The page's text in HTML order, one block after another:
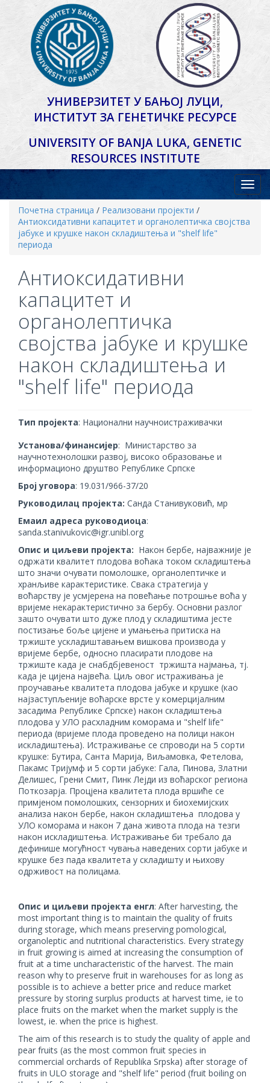
УНИВЕРЗИТЕТ У БАЊОЈ ЛУЦИ,
ИНСТИТУТ ЗА ГЕНЕТИЧКЕ РЕСУРСЕ
UNIVERSITY OF BANJA LUKA, GENETIC
RESOURCES INSTITUTE
Почетна страница / Реализовани пројекти /
Антиоксидативни капацитет и органолептичка својства
јабуке и крушке након складиштења и "shelf life"
периода
Антиоксидативни
капацитет и
органолептичка
својства јабуке и крушке
након складиштења и
"shelf life" периода
Тип пројекта: Национални научноистраживачки
Установа/финансијер: Mинистарство за
научнотехнолошки развој, високо образовање и
информационо друштво Републике Српске
Број уговора: 19.031/966-37/20
Руководилац пројекта: Санда Станивуковић, мр
Емаил адреса руководиоца:
sanda.stanivukovic@igr.unibl.org
Опис и циљеви пројекта: Након бербе, најважније је
одржати квалитет плодова воћака током складиштења
што значи очувати помолошке, органолептичке и
хранљиве карактеристике. Свака стратегија у
воћарству је усмjерена на повећање потрошње воћа у
вријеме некарактеристично за бербу. Основни разлог
зашто очувати што дуже плод у складиштима јесте
постизање боље цијене и умањења притиска на
тржиште ускладиштавањем вишкова производа у
вријеме бербе, односно пласирати плодове на
тржиште када је снабдбјевеност тржишта најмања, тј.
када је цијена највећа. Циљ овог истраживања је
проучавање квалитета плодова јабуке и крушке (као
најзаступљеније воћарске врсте у комерцијалним
засадима Републике Српске) након складиштења
плодова у УЛО расхладним коморама и "shelf life"
периода (вријеме плода проведено на полици након
искладиштења). Истраживање се спроводи на 5 сорти
крушке: Бутира, Санта Марија, Виљамовка, Фетелова,
Пакамс Тријумф и 5 сорти јабуке: Гала, Пинова, Златни
Делишес, Грени Смит, Пинк Лејди из воћарског региона
Поткозарја. Процјена квалитета плода вршиће се
примјеном помолошких, сензорних и биохемијских
анализа након бербе, након складиштења плодова у
УЛО коморама и након 7 дана живота плода на тезги
након искладиштења. Истраживање би требало да
дефинише могућност чувања наведених сорти јабуке и
крушке без пада квалитета у складишту и њихову
одрживост на полицама.
Опис и циљеви пројекта енгл: After harvesting, the
most important thing is to maintain the quality of fruits
during storage, which means preserving pomological,
organoleptic and nutritional characteristics. Every strategy
in fruit growing is aimed at increasing the consumption of
fruit at a time uncharacteristic of the harvest. The main
reason why to preserve fruit in warehouses for as long as
possible is to achieve a better price and reduce market
pressure by storing surplus products at harvest time, ie to
place fruits on the market when the market supply is the
lowest, ie. when the price is highest.
The aim of this research is to study the quality of apple and
pear fruits (as the most common fruit species in
commercial orchards of Republika Srpska) after storage of
fruits in ULO storage and "shelf life" period (fruit boiling on